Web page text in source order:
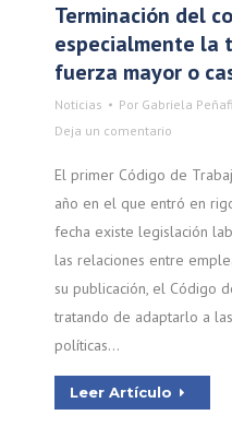
Terminación del
especialmente la
fuerza mayor o
Noticias Por Gabriela
Deja un comentario
El primer Código de
año en el que entró en
fecha existe legislación
las relaciones entre
su publicación, el Código
tratando de adaptarlo a
políticas…
Leer Artículo